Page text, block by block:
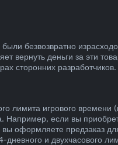
безвозвратно
вернуть деньги за эти
сторонних разработчиков.
лимита игрового времени
Например, если вы
вы оформляете предзаказ
и двухчасового